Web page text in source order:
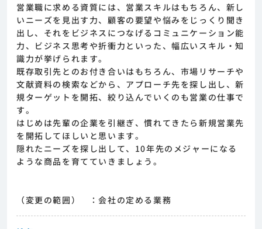
営業職に求める資質には、営業スキルはもちろん、新し
いニーズを見出す力、顧客の要望や悩みをじっくり聞き
出し、それをビジネスにつなげるコミュニケーション能
力、ビジネス思考や折衝力といった、幅広いスキル・知
識力が挙げられます。
既存取引先とのお付き合いはもちろん、市場リサーチや
文献資料の検索などから、アプローチ先を探し出し、新
規ターゲットを開拓、絞り込んでいくのも営業の仕事で
す。
はじめは先輩の企業を引継ぎ、慣れてきたら新規営業先
を開拓してほしいと思います。
隠れたニーズを探し出して、10年先のメジャーになる
ような商品を育てていきましょう。
（変更の範囲） ：会社の定める業務